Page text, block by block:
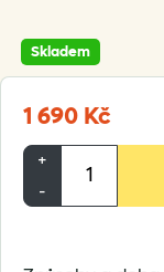
1 690 Kč
Skladem
+
-
Tattoo